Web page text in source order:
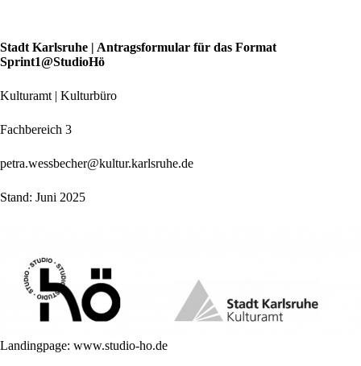
m
I
a
t
p
n
Stadt Karlsruhe | Antragsformular für das Format
Sprint1@StudioHö
Kulturamt | Kulturbüro
Fachbereich 3
petra.wessbecher@kultur.karlsruhe.de
Stand: Juni 2025
Landingpage: www.studio-ho.de